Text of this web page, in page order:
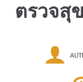
ตรวจสุ